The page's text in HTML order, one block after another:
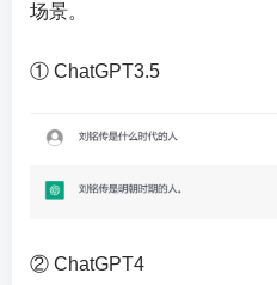
场景。
① ChatGPT3.5
② ChatGPT4